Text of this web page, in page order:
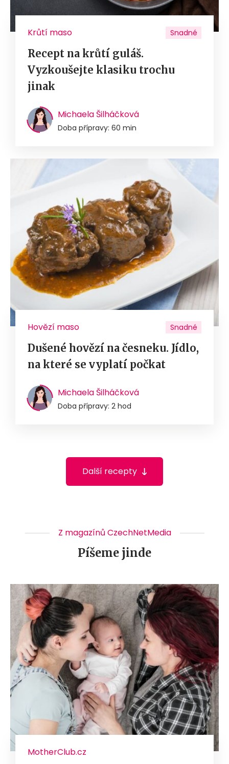
Krůtí maso Snadné
Recept na krůtí guláš.
Vyzkoušejte klasiku trochu
jinak
Michaela Šilháčková
Doba přípravy: 60 min
Hovězí maso Snadné
Dušené hovězí na česneku. Jídlo,
na které se vyplatí počkat
Michaela Šilháčková
Doba přípravy: 2 hod
Další recepty
Z magazínů CzechNetMedia
Píšeme jinde
MotherClub.cz